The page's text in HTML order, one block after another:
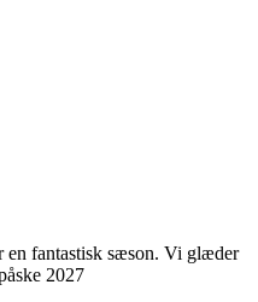
en fantastisk sæson. Vi glæder
2027